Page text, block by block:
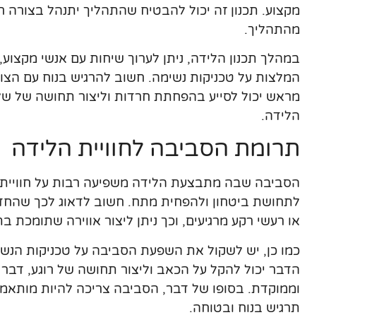
מקצוע. תכנון זה יכול להבטיח שהתהליך יתנהל
מהתהליך.
במהלך תכנון הלידה, ניתן לערוך שיחות עם אנשי
המלצות על טכניקות נשימה. חשוב להרגיש בנוח עם
מראש יכול לסייע בהפחתת חרדות וליצור תחושה של
הלידה.
תרומת הסביבה לחוויית הלידה
הסביבה שבה מתבצעת הלידה משפיעה רבות על חוויית
לתחושת ביטחון ולהפחית מתח. חשוב לדאוג לכך
או רעשי רקע מרגיעים, וכך ניתן ליצור אווירה שתומכת
כמו כן, יש לשקול את השפעת הסביבה על טכניקות
הדבר יכול להקל על הכאב וליצור תחושה של רוגע, דבר
וממוקדת. בסופו של דבר, הסביבה צריכה להיות
תרגיש בנוח ובטוחה.